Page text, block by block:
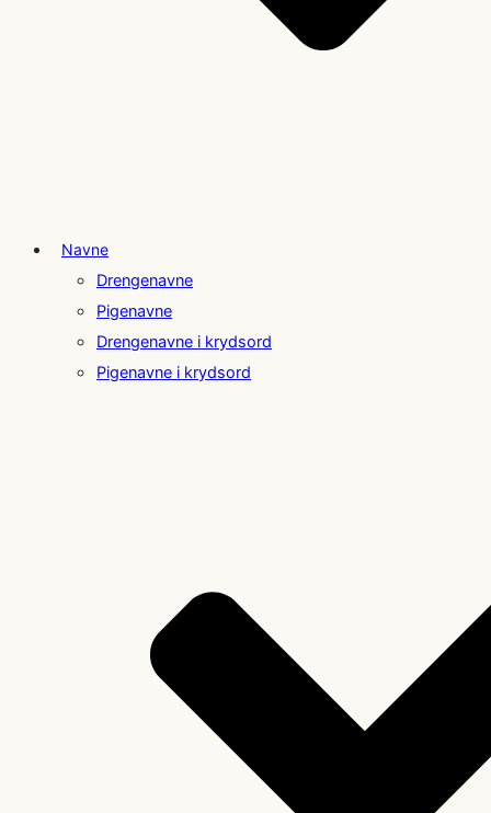
Navne
Drengenavne
Pigenavne
Drengenavne i krydsord
Pigenavne i krydsord